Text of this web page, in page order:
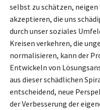
selbst zu schätzen, neigen
akzeptieren, die uns
durch unser soziales
Kreisen verkehren, die
normalisieren, kann der
Entwickeln von
aus dieser schädlichen
entscheidend, neue
der Verbesserung der